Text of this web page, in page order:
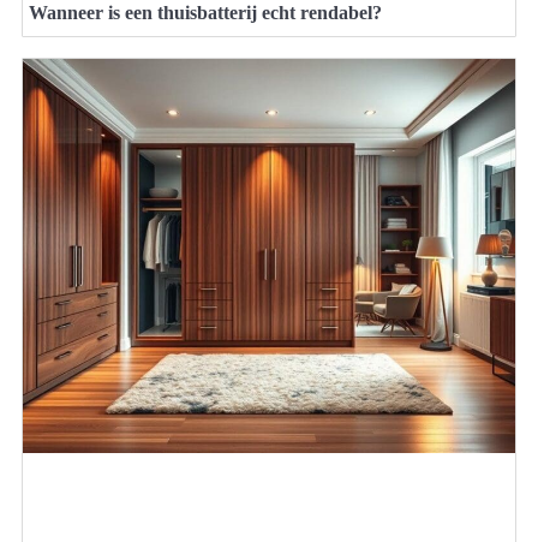
Wanneer is een thuisbatterij echt rendabel?